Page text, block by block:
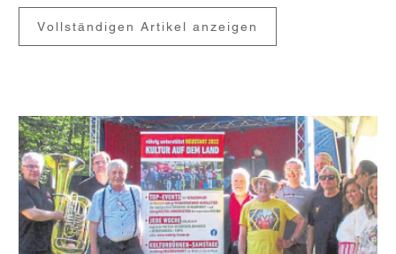
Vollständigen Artikel anzeigen